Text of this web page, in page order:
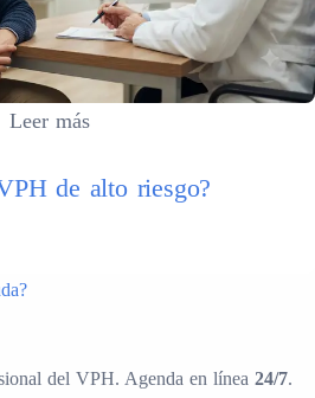
Leer más
de alto riesgo?
del VPH. Agenda en línea 24/7.